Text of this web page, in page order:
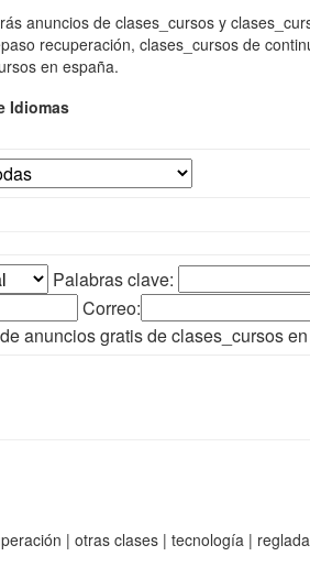
anuncios de clases_cursos y
recuperación, clases_cursos de
en españa.
Idiomas
Palabras clave:
Correo:
anuncios gratis de clases_cursos
| otras clases | tecnología |